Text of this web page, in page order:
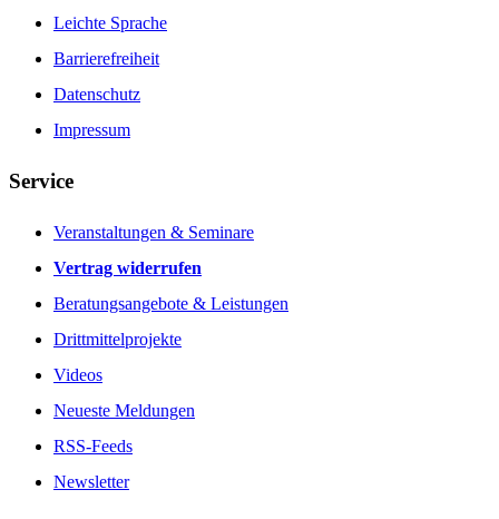
Leichte Sprache
Barrierefreiheit
Datenschutz
Impressum
Service
Veranstaltungen & Seminare
Vertrag widerrufen
Beratungsangebote & Leistungen
Drittmittelprojekte
Videos
Neueste Meldungen
RSS-Feeds
Newsletter